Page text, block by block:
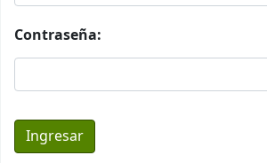
Contraseña: